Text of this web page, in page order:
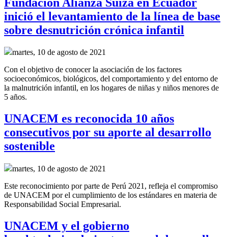
inició el levantamiento de la línea de base
sobre desnutrición crónica infantil
martes, 10 de agosto de 2021
Con el objetivo de conocer la asociación de los factores
socioeconómicos, biológicos, del comportamiento y del entorno de
la malnutrición infantil, en los hogares de niñas y niños menores de
5 años.
UNACEM es reconocida 10 años
consecutivos por su aporte al desarrollo
sostenible
martes, 10 de agosto de 2021
Este reconocimiento por parte de Perú 2021, refleja el compromiso
de UNACEM por el cumplimiento de los estándares en materia de
Responsabilidad Social Empresarial.
UNACEM y el gobierno